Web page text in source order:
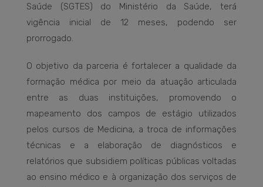
Saúde (SGTES) do Ministério da Saúde, terá
vigência inicial de 12 meses, podendo ser
prorrogado.
O objetivo da parceria é fortalecer a qualidade da
formação médica por meio da atuação articulada
entre as duas instituições, promovendo o
mapeamento dos campos de estágio utilizados
pelos cursos de Medicina, a troca de informações
técnicas e a elaboração de diagnósticos e
relatórios que subsidiem políticas públicas voltadas
ao ensino médico e à organização dos serviços de